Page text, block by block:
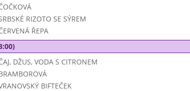
RIZOTO SE SÝREM
ŘEPA
DŽUS, VODA S CITRONEM
BIFTEČEK